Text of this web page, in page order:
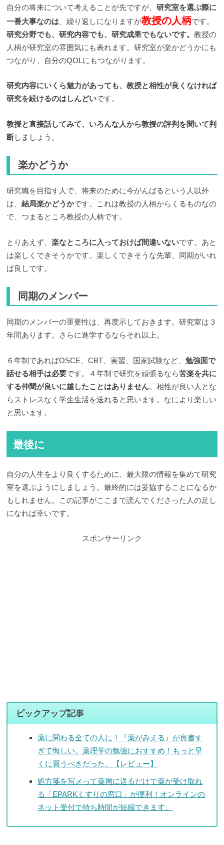
自分の将来について考えることが先ですが、研究室を選ぶ際に
一番大事なのは 、繰り返しになりますが教授の人柄です。
研究分野でも、研究内容でも、研究成果でもないです。教授の
人柄が研究室の雰囲気にも表れます。研究室が楽かどうかにも
つながり、自分のQOLにもつながります。
研究内容にいくら魅力があっても、教授と相性が良くなければ
研究を続けるのはしんどいです。
教授と直接話してみて、いろんな人から教授の評判を聞いて判
断しましょう。
楽かどうか
研究職を目指す人で、将来のために今がんばるという人以外
は、結局楽かどうかです。これは教授の人柄からくるものなの
で、つまるところ教授の人柄です。
とりあえず、楽なところに入っておけば間違いないです。あと
は楽しくできそうかです。楽しくできそうな先輩、同期がいれ
ば良しです。
同期のメンバー
同期のメンバーの重要性は、再度示しておきます。研究室は３
年間あります。さらに進学するならそれ以上。
６年制であればOSCE、CBT、実習、国家試験など、勉強面で
話せる相手は必要です。４年制で研究を頑張るなら苦楽を共に
する仲間が良いに越したことはありません。相性が良い人とな
らストレスなく学生生活を送れると思います。なにより楽しい
と思います。
最後に
自分の人生をより良くするために、最大限の情報を集めて研究
室を選ぶようにしましょう。最終的には妥協することになるか
もしれません。この記事がここまで読んでくださった人の足し
になれば幸いです。
スポンサーリンク
ピックアップ記事
薬に関わる全ての人に！『薬がみえる』が良書す
ぎて悔しい。薬理学の勉強におすすめ！もっと早
くに買うべきだった。【レビュー】
処方箋を写メって薬局に送るだけで薬が受け取れ
る「EPARKくすりの窓口」が便利！オンラインの
ネット受付で待ち時間が短縮できます。